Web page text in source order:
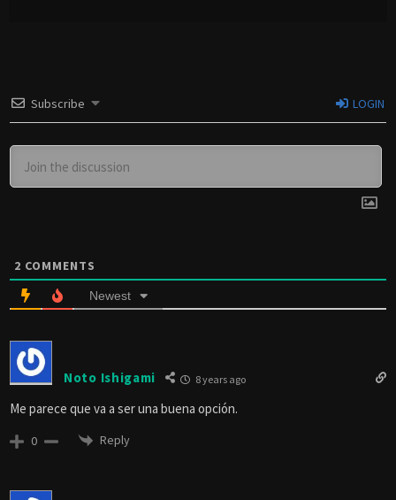
Subscribe LOGIN
2 COMMENTS
Newest
Noto Ishigami 8 years ago
Me parece que va a ser una buena opción.
0 Reply